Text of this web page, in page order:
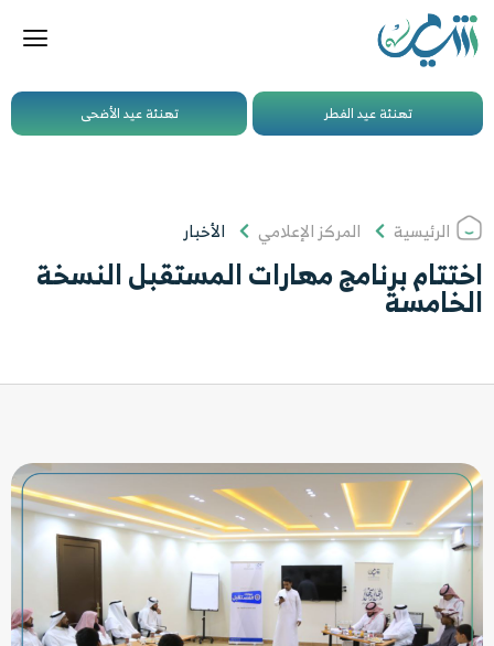
تهنئة عيد الفطر تهنئة عيد الأضحى
الرئيسية المركز الإعلامي الأخبار
اختتام برنامج مهارات المستقبل النسخة
الخامسة